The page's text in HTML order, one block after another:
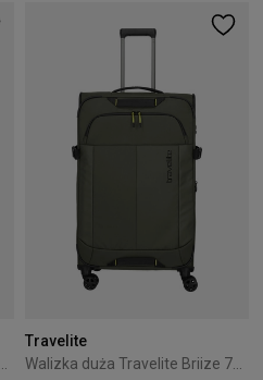
Travelite